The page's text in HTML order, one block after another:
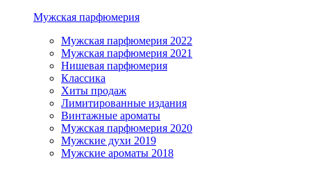
Мужская парфюмерия
Мужская парфюмерия 2022
Мужская парфюмерия 2021
Нишевая парфюмерия
Классика
Хиты продаж
Лимитированные издания
Винтажные ароматы
Мужская парфюмерия 2020
Мужские духи 2019
Мужские ароматы 2018